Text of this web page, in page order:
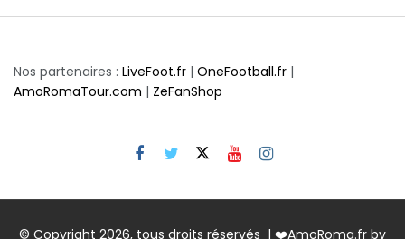
Nos partenaires : LiveFoot.fr | OneFootball.fr |
AmoRomaTour.com | ZeFanShop
© Copyright 2026, tous droits réservés | ❤️AmoRoma.fr by